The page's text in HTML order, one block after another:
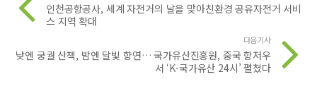
인천공항공사, 세계 자전거의 날을 맞아친환경 공유자전거 서비
스 지역 확대
다음기사
낮엔 궁궐 산책, 밤엔 달빛 향연… 국가유산진흥원, 중국 항저우
서 ‘K-국가유산 24시’ 펼쳤다